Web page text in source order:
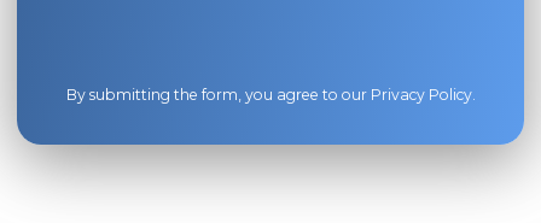
By submitting the form, you agree to our Privacy Policy.